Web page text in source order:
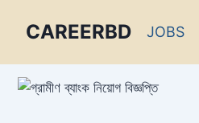
CAREERBD JOBS